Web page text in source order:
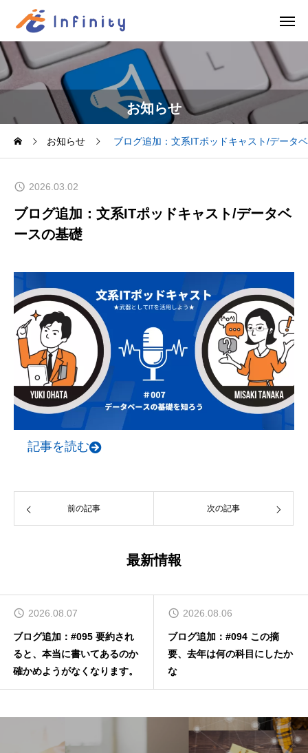
お知らせ
お知らせ ブログ追加：文系ITポッドキャスト/データ
2026.03.02
ブログ追加：文系ITポッドキャスト/データベ
ースの基礎
記事を読む
前の記事 次の記事
最新情報
2026.08.07
ブログ追加：#095 要約され
ると、本当に書いてあるのか
確かめようがなくなります。
2026.08.06
ブログ追加：#094 この摘
要、去年は何の科目にしたか
な